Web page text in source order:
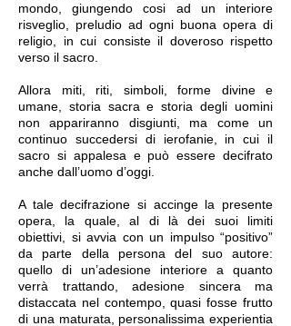
mondo, giungendo cosi ad un interiore
risveglio, preludio ad ogni buona opera di
religio, in cui consiste il doveroso rispetto
verso il sacro.
Allora miti, riti, simboli, forme divine e
umane, storia sacra e storia degli uomini
non appariranno disgiunti, ma come un
continuo succedersi di ierofanie, in cui il
sacro si appalesa e può essere decifrato
anche dall’uomo d’oggi.
A tale decifrazione si accinge la presente
opera, la quale, al di là dei suoi limiti
obiettivi, si avvia con un impulso “positivo”
da parte della persona del suo autore:
quello di un’adesione interiore a quanto
verrà trattando, adesione sincera ma
distaccata nel contempo, quasi fosse frutto
di una maturata, personalissima experientia